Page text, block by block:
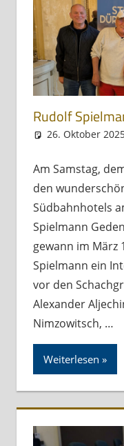
Rudolf
26. Oktober
Am Samstag,
den
Südbahnhotels
Spielmann
gewann im März
Spielmann ein
vor den
Alexander
Nimzowitsch, …
Weiterlesen